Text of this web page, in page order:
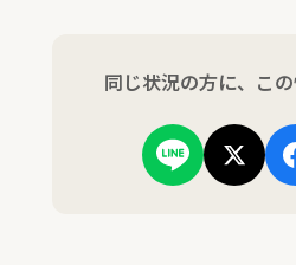
同じ状況の方に、こ